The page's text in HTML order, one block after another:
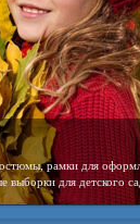
рамки для
выборки для детского